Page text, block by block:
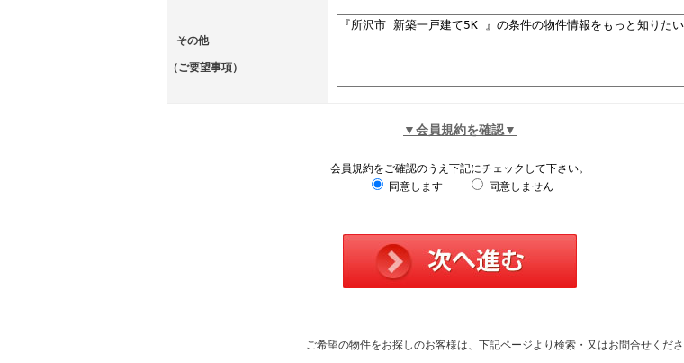
その他
（ご要望事項）
▼会員規約を確認▼
会員規約をご確認のうえ下記にチェックして下さい。
同意します
同意しません
ご希望の物件をお探しのお客様は、下記ページより検索・又はお問合せくださ